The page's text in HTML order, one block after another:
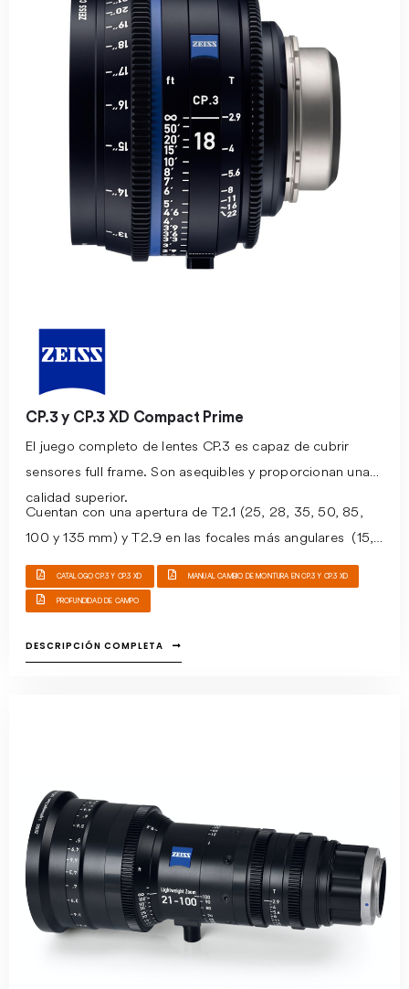
CP.3 y CP.3 XD Compact Prime
El juego completo de lentes CP.3 es capaz de cubrir
sensores full frame. Son asequibles y proporcionan una
calidad superior.
Cuentan con una apertura de T2.1 (25, 28, 35, 50, 85,
100 y 135 mm) y T2.9 en las focales más angulares (15,
18 y 21 mm). Gracias a la tecnología /i es posible la
transferencia de información a la cámara, además de
corregir deformaciones, agregar distorsión, aumentar el
oscurecimiento en los bordes, e.t.c…
CATALOGO CP.3 Y CP.3 XD MANUAL CAMBIO DE MONTURA EN CP.3 Y CP.3 XD
PROFUNDIDAD DE CAMPO
DESCRIPCIÓN COMPLETA